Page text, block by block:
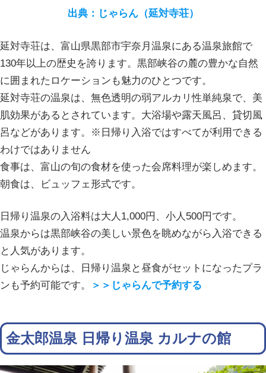
出典：じゃらん（延対寺荘）
延対寺荘は、富山県黒部市宇奈月温泉にある温泉旅館で
130年以上の歴史を誇ります。黒部峡谷の麓の豊かな自然
に囲まれたロケーションも魅力のひとつです。
延対寺荘の温泉は、無色透明の弱アルカリ性単純泉で、美
肌効果があるとされています。大浴場や露天風呂、貸切風
呂などがあります。※日帰り入浴ではすべてが利用できる
わけではありません
食事は、富山の旬の食材を使った会席料理が楽しめます。
朝食は、ビュッフェ形式です。
日帰り温泉の入浴料は大人1,000円、小人500円です。
温泉からは黒部峡谷の美しい景色を眺めながら入浴できる
と人気があります。
じゃらんからは、日帰り温泉と昼食がセットになったプラ
ンも予約可能です。
＞＞じゃらんで予約する
金太郎温泉 日帰り温泉 カルナの館